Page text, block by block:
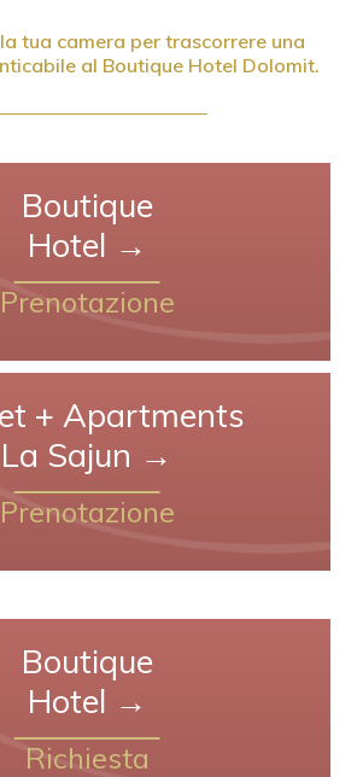
tua camera per trascorrere una
al Boutique Hotel Dolomit.
Boutique
Hotel →
Prenotazione
+ Apartments
La Sajun →
Prenotazione
Boutique
Hotel →
Richiesta